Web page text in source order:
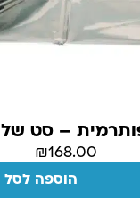
– סט של 20 שמיכות
₪168.00
הוספה לסל